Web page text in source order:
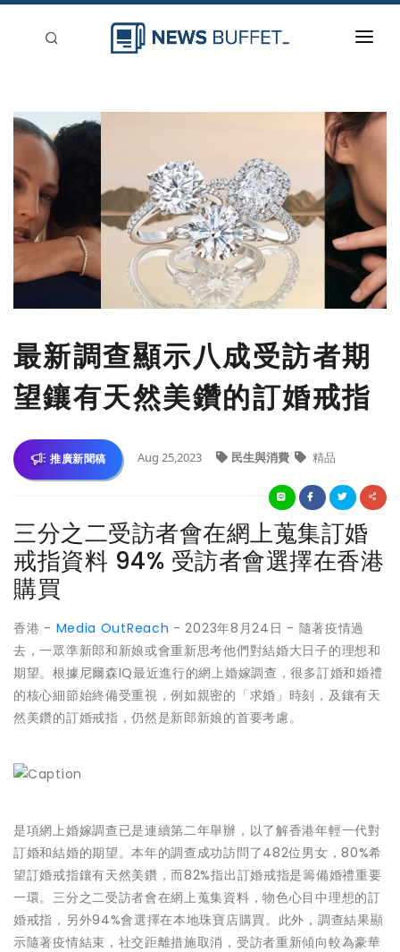
新聞稿分類
刊登
最新調查顯示八成受訪者期
望鑲有天然美鑽的訂婚戒指
推廣新聞稿 Aug 25,2023 民生與消費 精品
三分之二受訪者會在網上蒐集訂婚
戒指資料 94% 受訪者會選擇在香港
購買
香港 - Media OutReach - 2023年8月24日 - 隨著疫情過
去，一眾準新郎和新娘或會重新思考他們對結婚大日子的理想和
期望。根據尼爾森IQ最近進行的網上婚嫁調查，很多訂婚和婚禮
的核心細節始終備受重視，例如親密的「求婚」時刻，及鑲有天
然美鑽的訂婚戒指，仍然是新郎新娘的首要考慮。
是項網上婚嫁調查已是連續第二年舉辦，以了解香港年輕一代對
訂婚和結婚的期望。本年的調查成功訪問了482位男女，80%希
望訂婚戒指鑲有天然美鑽，而82%指出訂婚戒指是籌備婚禮重要
一環。三分之二受訪者會在網上蒐集資料，物色心目中理想的訂
婚戒指，另外94%會選擇在本地珠寶店購買。此外，調查結果顯
示隨著疫情結束，社交距離措施取消，受訪者重新傾向較為豪華